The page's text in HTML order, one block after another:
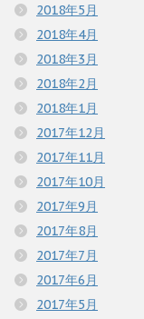
2018年5月
2018年4月
2018年3月
2018年2月
2018年1月
2017年12月
2017年11月
2017年10月
2017年9月
2017年8月
2017年7月
2017年6月
2017年5月